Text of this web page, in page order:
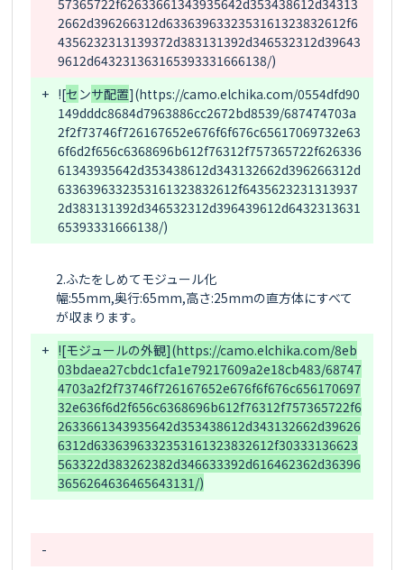
57365722f62633661343935642d353438612d34313
2662d396266312d6336396332353161323832612f6
4356232313139372d383131392d346532312d39643
+ ![セ ンサ配置](https://camo.elchika.com/0554dfd90
149dddc8684d7963886cc2672bd8539/687474703a
2f2f73746f726167652e676f6f676c65617069732e63
6f6d2f656c6368696b612f76312f757365722f626336
61343935642d353438612d343132662d396266312d
6336396332353161323832612f6435623231313937
2d383131392d346532312d396439612d6432313631
2.ふたをしめてモジュール化
幅:55mm,奥行:65mm,高さ:25mmの直方体にすべて
+ ![モジュールの外観](https://camo.elchika.com/8eb
03bdaea27cbdc1cfa1e79217609a2e18cb483/68747
4703a2f2f73746f726167652e676f6f676c656170697
32e636f6d2f656c6368696b612f76312f757365722f6
2633661343935642d353438612d343132662d39626
6312d6336396332353161323832612f30333136623
563322d383262382d346633392d616462362d36396
-